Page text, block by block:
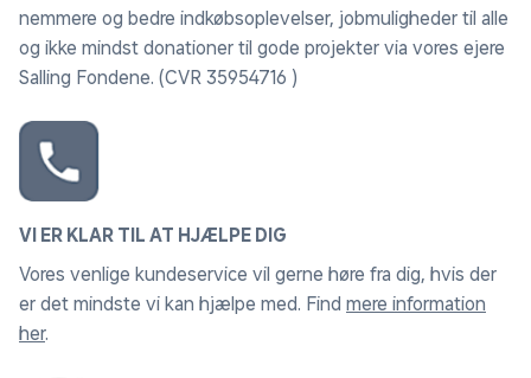
nemmere og bedre indkøbsoplevelser, jobmuligheder til alle
og ikke mindst donationer til gode projekter via vores ejere
Salling Fondene. (CVR 35954716 )
VI ER KLAR TIL AT HJÆLPE DIG
Vores venlige kundeservice vil gerne høre fra dig, hvis der
er det mindste vi kan hjælpe med. Find mere information
her.